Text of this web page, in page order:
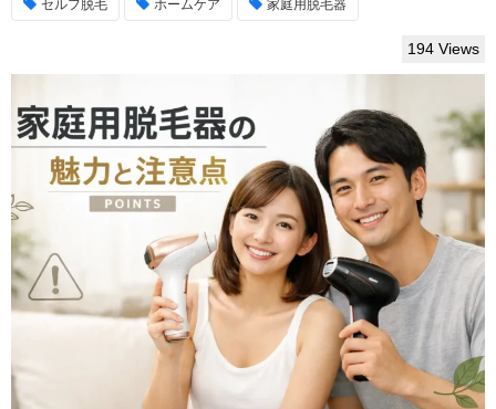
セルフ脱毛 ホームケア 家庭用脱毛器
194 Views